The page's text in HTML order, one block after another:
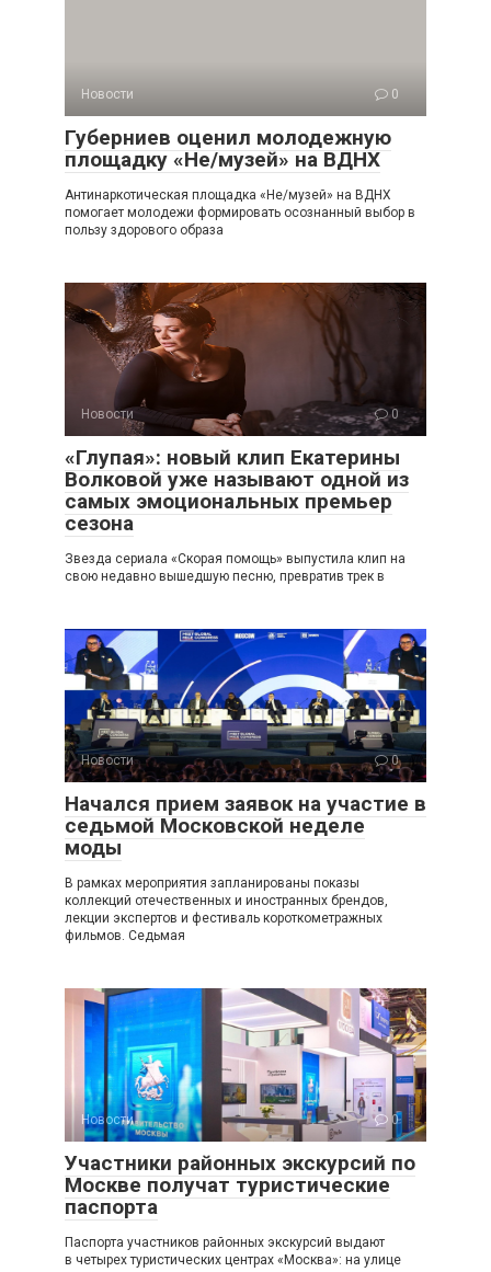
Новости 0
Губерниев оценил молодежную
площадку «Не/музей» на ВДНХ
Антинаркотическая площадка «Не/музей» на ВДНХ
помогает молодежи формировать осознанный выбор в
пользу здорового образа
Новости 0
«Глупая»: новый клип Екатерины
Волковой уже называют одной из
самых эмоциональных премьер
сезона
Звезда сериала «Скорая помощь» выпустила клип на
свою недавно вышедшую песню, превратив трек в
Новости 0
Начался прием заявок на участие в
седьмой Московской неделе
моды
В рамках мероприятия запланированы показы
коллекций отечественных и иностранных брендов,
лекции экспертов и фестиваль короткометражных
фильмов. Седьмая
Новости 0
Участники районных экскурсий по
Москве получат туристические
паспорта
Паспорта участников районных экскурсий выдают
в четырех туристических центрах «Москва»: на улице